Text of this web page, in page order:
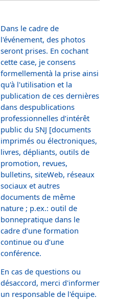
Dans le cadre de
l'événement, des photos
seront prises. En cochant
cette case, je consens
formellementà la prise ainsi
qu'à l'utilisation et la
publication de ces dernières
dans despublications
professionnelles d’intérêt
public du SNJ [documents
imprimés ou électroniques,
livres, dépliants, outils de
promotion, revues,
bulletins, siteWeb, réseaux
sociaux et autres
documents de même
nature ; p.ex.: outil de
bonnepratique dans le
cadre d’une formation
continue ou d’une
conférence.
En cas de questions ou
désaccord, merci d'informer
un responsable de l'équipe.